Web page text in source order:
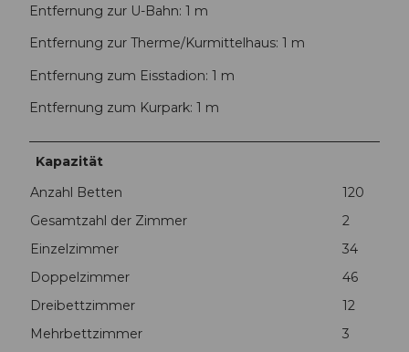
Entfernung zur U-Bahn: 1 m
Entfernung zur Therme/Kurmittelhaus: 1 m
Entfernung zum Eisstadion: 1 m
Entfernung zum Kurpark: 1 m
Kapazität
Anzahl Betten
120
Gesamtzahl der Zimmer
2
Einzelzimmer
34
Doppelzimmer
46
Dreibettzimmer
12
Mehrbettzimmer
3